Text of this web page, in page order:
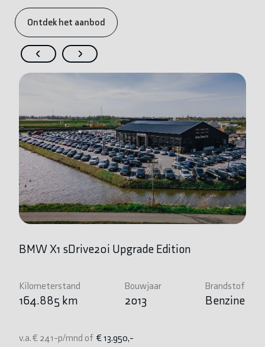
Ontdek het aanbod
BMW X1 sDrive20i Upgrade Edition
Kilometerstand
164.885 km
Bouwjaar
2013
Brandstof
Benzine
v.a. € 241-p/mnd of € 13.950,-